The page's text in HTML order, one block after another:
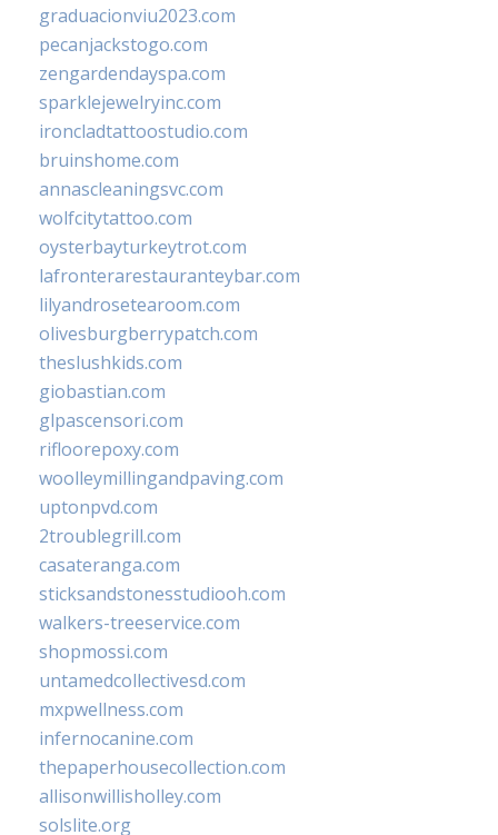
graduacionviu2023.com
pecanjackstogo.com
zengardendayspa.com
sparklejewelryinc.com
ironcladtattoostudio.com
bruinshome.com
annascleaningsvc.com
wolfcitytattoo.com
oysterbayturkeytrot.com
lafronterarestauranteybar.com
lilyandrosetearoom.com
olivesburgberrypatch.com
theslushkids.com
giobastian.com
glpascensori.com
rifloorepoxy.com
woolleymillingandpaving.com
uptonpvd.com
2troublegrill.com
casateranga.com
sticksandstonesstudiooh.com
walkers-treeservice.com
shopmossi.com
untamedcollectivesd.com
mxpwellness.com
infernocanine.com
thepaperhousecollection.com
allisonwillisholley.com
solslite.org